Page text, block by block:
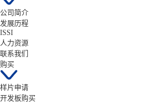
公司简介
发展历程
ISSI
人力资源
联系我们
购买
样片申请
开发板购买